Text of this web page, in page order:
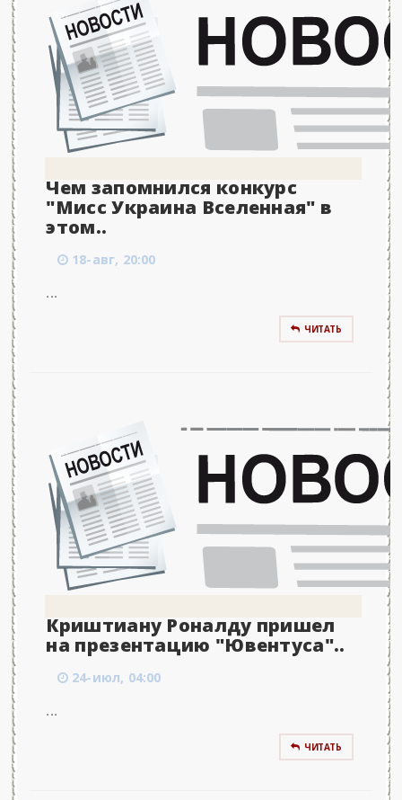
Чем запомнился конкурс
"Мисс Украина Вселенная" в
этом..
18-авг, 20:00
...
ЧИТАТЬ
Криштиану Роналду пришел
на презентацию "Ювентуса"..
24-июл, 04:00
...
ЧИТАТЬ